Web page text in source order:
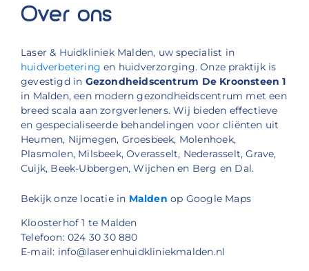
Over ons
Laser & Huidkliniek Malden, uw specialist in
huidverbetering en huidverzorging. Onze praktijk is
gevestigd in Gezondheidscentrum De Kroonsteen 1
in Malden, een modern gezondheidscentrum met een
breed scala aan zorgverleners. Wij bieden effectieve
en gespecialiseerde behandelingen voor cliënten uit
Heumen, Nijmegen, Groesbeek, Molenhoek,
Plasmolen, Milsbeek, Overasselt, Nederasselt, Grave,
Cuijk, Beek-Ubbergen, Wijchen en Berg en Dal.
Bekijk onze locatie in Malden op Google Maps
Kloosterhof 1 te Malden
Telefoon: 024 30 30 880
E-mail: info@laserenhuidkliniekmalden.nl